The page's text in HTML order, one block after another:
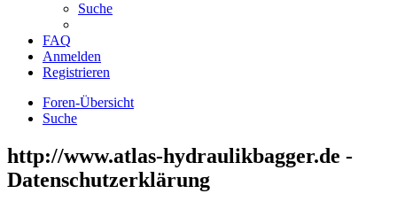
Suche
FAQ
Anmelden
Registrieren
Foren-Übersicht
Suche
http://www.atlas-hydraulikbagger.de -
Datenschutzerklärung